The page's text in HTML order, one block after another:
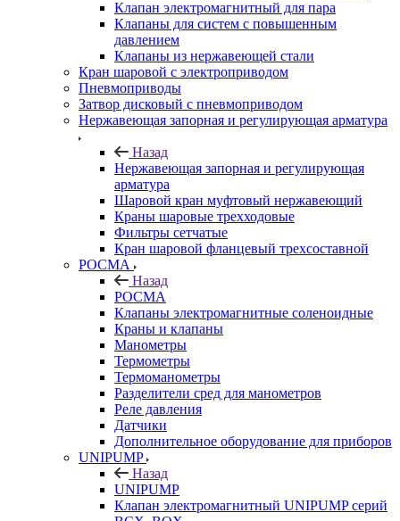
Клапан электромагнитный для пара
Клапаны для систем с повышенным
давлением
Клапаны из нержавеющей стали
Кран шаровой с электроприводом
Пневмоприводы
Затвор дисковый с пневмоприводом
Нержавеющая запорная и регулирующая арматура
Назад
Нержавеющая запорная и регулирующая
арматура
Шаровой кран муфтовый нержавеющий
Краны шаровые трехходовые
Фильтры сетчатые
Кран шаровой фланцевый трехсоставной
РОСМА
Назад
РОСМА
Клапаны электромагнитные соленоидные
Краны и клапаны
Манометры
Термометры
Термоманометры
Разделители сред для манометров
Реле давления
Датчики
Дополнительное оборудование для приборов
UNIPUMP
Назад
UNIPUMP
Клапан электромагнитный UNIPUMP серий